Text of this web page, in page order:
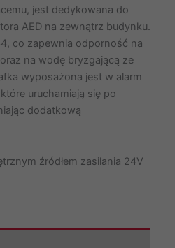
jest dedykowana do
AED na zewnątrz budynku.
co zapewnia odporność na
na wodę bryzgającą ze
wyposażona jest w alarm
uruchamiają się po
dodatkową
źródłem zasilania 24V